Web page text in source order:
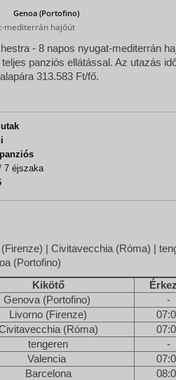
Genoa (Portofino)
mediterrán hajóút
- 8 napos nyugat-mediterrán
panziós ellátással. Az utazás
313.583 Ft/fő.
7 éjszaka
| Civitavecchia (Róma) |
(Portofino)
Kikötő
Genova (Portofino) -
Livorno (Firenze)
(Róma)
tengeren -
Valencia
Barcelona